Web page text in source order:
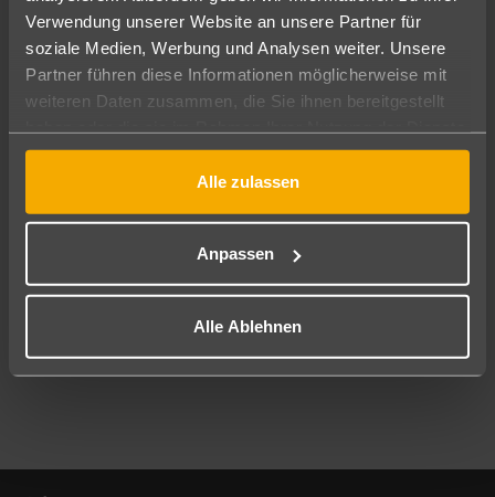
Verwendung unserer Website an unsere Partner für
soziale Medien, Werbung und Analysen weiter. Unsere
Partner führen diese Informationen möglicherweise mit
weiteren Daten zusammen, die Sie ihnen bereitgestellt
gesammelt haben.
Alle zulassen
Anpassen
Alle Ablehnen
Abflughafen
Alle Abflughäfen
08.08.26–06.08.27 7-21 Nächte
Mehr Filter anzeigen